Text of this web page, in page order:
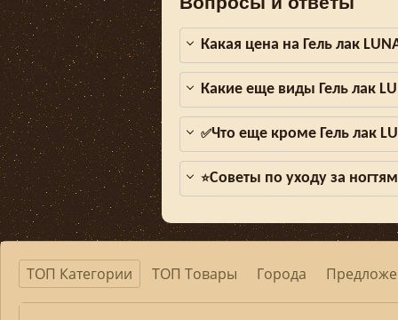
Какая цена на Гель лак
Какие еще виды Гель лак
✅Что еще кроме Гель лак
⭐Советы по уходу за
ТОП Категории ТОП Товары Города